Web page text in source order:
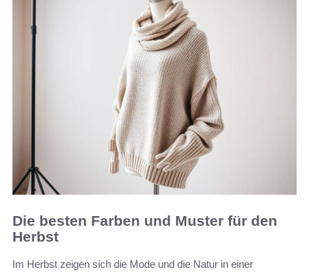
Die besten Farben und Muster für den
Herbst
Im Herbst zeigen sich die Mode und die Natur in einer